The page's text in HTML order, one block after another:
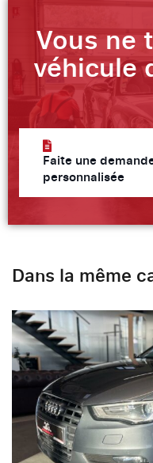
Vous ne
véhicule
Faite une
personnalisée
Dans la même